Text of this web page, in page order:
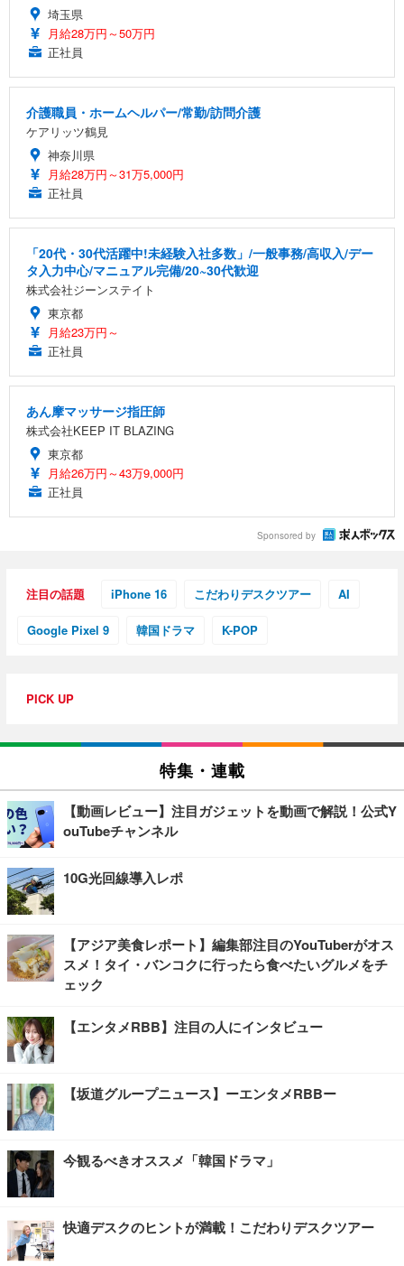
埼玉県
月給28万円～50万円
正社員
介護職員・ホームヘルパー/常勤/訪問介護
ケアリッツ鶴見
神奈川県
月給28万円～31万5,000円
正社員
「20代・30代活躍中!未経験入社多数」/一般事務/高収入/デー
タ入力中心/マニュアル完備/20~30代歓迎
株式会社ジーンステイト
東京都
月給23万円～
正社員
あん摩マッサージ指圧師
株式会社KEEP IT BLAZING
東京都
月給26万円～43万9,000円
正社員
Sponsored by
注目の話題 iPhone 16 こだわりデスクツアー AI
Google Pixel 9 韓国ドラマ K-POP
PICK UP
特集・連載
【動画レビュー】注目ガジェットを動画で解説！公式Y
ouTubeチャンネル
10G光回線導入レポ
【アジア美食レポート】編集部注目のYouTuberがオス
スメ！タイ・バンコクに行ったら食べたいグルメをチ
ェック
【エンタメRBB】注目の人にインタビュー
【坂道グループニュース】ーエンタメRBBー
今観るべきオススメ「韓国ドラマ」
快適デスクのヒントが満載！こだわりデスクツアー